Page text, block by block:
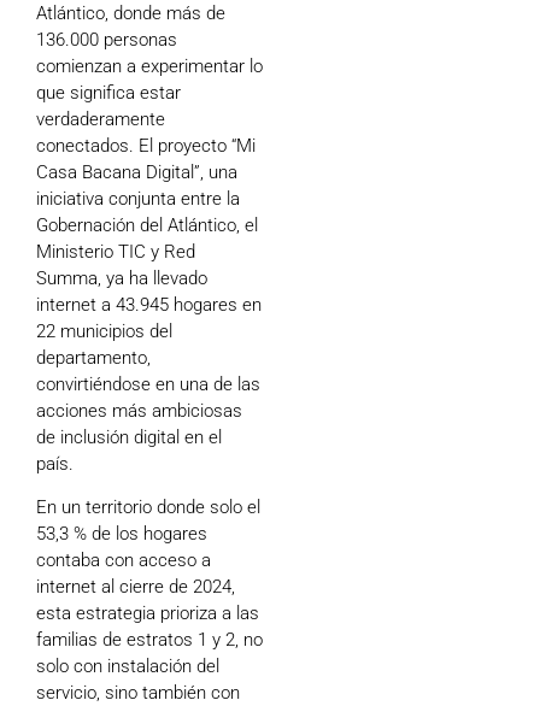
Atlántico, donde más de
136.000 personas
comienzan a experimentar lo
que significa estar
verdaderamente
conectados. El proyecto “Mi
Casa Bacana Digital”, una
iniciativa conjunta entre la
Gobernación del Atlántico, el
Ministerio TIC y Red
Summa, ya ha llevado
internet a 43.945 hogares en
22 municipios del
departamento,
convirtiéndose en una de las
acciones más ambiciosas
de inclusión digital en el
país.
En un territorio donde solo el
53,3 % de los hogares
contaba con acceso a
internet al cierre de 2024,
esta estrategia prioriza a las
familias de estratos 1 y 2, no
solo con instalación del
servicio, sino también con